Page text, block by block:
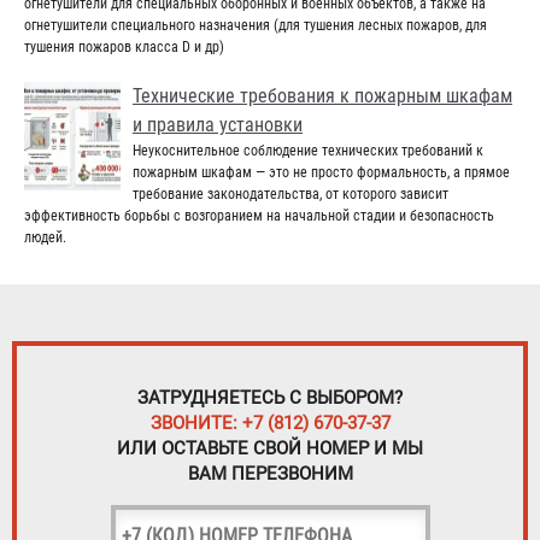
огнетушители для специальных оборонных и военных объектов, а также на
огнетушители специального назначения (для тушения лесных пожаров, для
тушения пожаров класса D и др)
Технические требования к пожарным шкафам
и правила установки
Неукоснительное соблюдение технических требований к
пожарным шкафам — это не просто формальность, а прямое
требование законодательства, от которого зависит
эффективность борьбы с возгоранием на начальной стадии и безопасность
людей.
ЗАТРУДНЯЕТЕСЬ С ВЫБОРОМ?
ЗВОНИТЕ: +7 (812) 670-37-37
ИЛИ ОСТАВЬТЕ СВОЙ НОМЕР И МЫ
ВАМ ПЕРЕЗВОНИМ